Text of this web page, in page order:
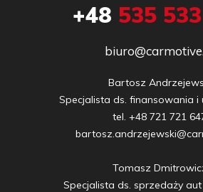
+48 535
Bartosz
Specjalista ds. finansowania i
tel. +48 721 721
Tomasz
Specjalista ds. sprzedaży